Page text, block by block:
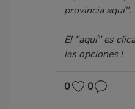
provincia aquí".
El "aquí" es
las opciones !
0 0